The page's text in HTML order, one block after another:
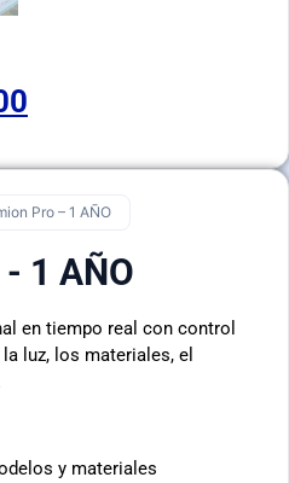
Pro – 1 AÑO
1 AÑO
en tiempo real con control
luz, los materiales, el
y materiales